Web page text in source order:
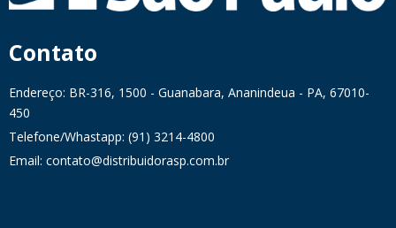
Contato
Endereço: BR-316, 1500 - Guanabara, Ananindeua - PA, 67010-
450
Telefone/Whastapp: (91) 3214-4800
Email: contato@distribuidorasp.com.br